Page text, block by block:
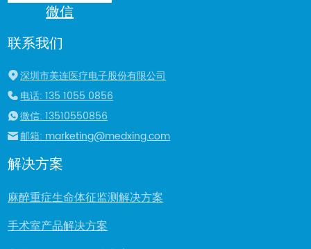
微信
联系我们
深圳市美连医疗电子股份有限公司
电话: 135 1055 0856
微信: 13510550856
邮箱: marketing@medxing.com
解决方案
麻醉重症生命体征监测解决方案
手术室产品解决方案